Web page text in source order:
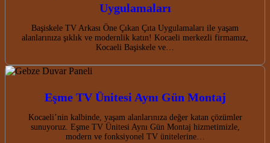
Uygulamaları
Başiskele TV Arkası Öne Çıkan Çıta Uygulamaları ile yaşam
alanlarınıza şıklık ve modernlik katın! Kocaeli merkezli firmamız,
Kocaeli Başiskele ve…
Eşme TV Ünitesi Aynı Gün Montaj
Kocaeli’nin kalbinde, yaşam alanlarınıza değer katan çözümler
sunuyoruz. Eşme TV Ünitesi Aynı Gün Montaj hizmetimizle,
modern ve fonksiyonel TV ünitelerine…